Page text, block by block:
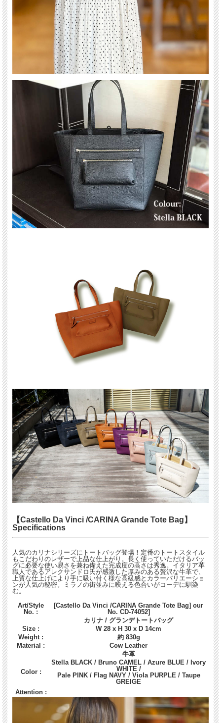
【Castello Da Vinci /CARINA Grande Tote Bag】
Specifications
人気のカリナシリーズにトートバッグ登場！定番のトートスタイル
もこだわりのレザーで上品な仕上がり。長く使っていただけるバッ
グに必要な使い易さを兼ね備えた完成度の高さは秀逸。イタリア革
職人であるアレクサンドロ氏が感激した厚みのある贅沢な牛革で、
上質な仕上げにより手に吸い付く様な高級感とカラーバリエーショ
ンが人気の秘密。ミラノの街並みに映える色合いがコーデに馴染
む。
Art/Style
No. :
[Castello Da Vinci /CARINA Grande Tote Bag] our
No. CD-74052]
カリナ / グランデトートバッグ
Size :
W 28 x H 30 x D 14cm
Weight :
約 830g
Material :
Cow Leather
牛革
Color :
Stella BLACK / Bruno CAMEL / Azure BLUE / Ivory
WHITE /
Pale PINK / Flag NAVY / Viola PURPLE / Taupe
GREIGE
Attention :